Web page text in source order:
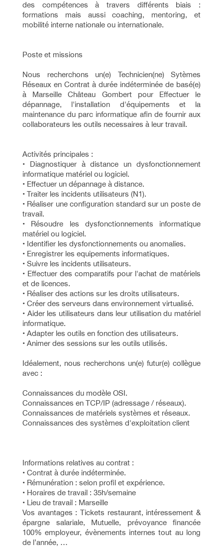
des compétences à travers différents biais :
formations mais aussi coaching, mentoring, et
mobilité interne nationale ou internationale.
Poste et missions
Nous recherchons un(e) Technicien(ne) Sytèmes
Réseaux en Contrat à durée indéterminée de basé(e)
à Marseille Château Gombert pour Effectuer le
dépannage, l'installation d'équipements et la
maintenance du parc informatique afin de fournir aux
collaborateurs les outils necessaires à leur travail.
Activités principales :
• Diagnostiquer à distance un dysfonctionnement
informatique matériel ou logiciel.
• Effectuer un dépannage à distance.
• Traiter les incidents utilisateurs (N1).
• Réaliser une configuration standard sur un poste de
travail.
• Résoudre les dysfonctionnements informatique
matériel ou logiciel.
• Identifier les dysfonctionnements ou anomalies.
• Enregistrer les equipements informatiques.
• Suivre les incidents utilisateurs.
• Effectuer des comparatifs pour l'achat de matériels
et de licences.
• Réaliser des actions sur les droits utilisateurs.
• Créer des serveurs dans environnement virtualisé.
• Aider les utilisateurs dans leur utilisation du matériel
informatique.
• Adapter les outils en fonction des utilisateurs.
• Animer des sessions sur les outils utilisés.
Idéalement, nous recherchons un(e) futur(e) collègue
avec :
Connaissances du modèle OSI.
Connaissances en TCP/IP (adressage / réseaux).
Connaissances de matériels systèmes et réseaux.
Connaissances des systèmes d'exploitation client
Informations relatives au contrat :
• Contrat à durée indéterminée.
• Rémunération : selon profil et expérience.
• Horaires de travail : 35h/semaine
• Lieu de travail : Marseille
Vos avantages : Tickets restaurant, intéressement &
épargne salariale, Mutuelle, prévoyance financée
100% employeur, évènements internes tout au long
de l’année, …